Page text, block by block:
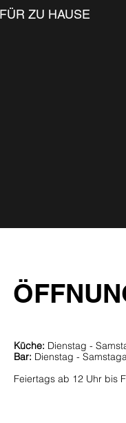
FÜR ZU HAUSE
Küche: Dienstag -
Bar: Dienstag -
Feiertags ab 12 Uhr bis